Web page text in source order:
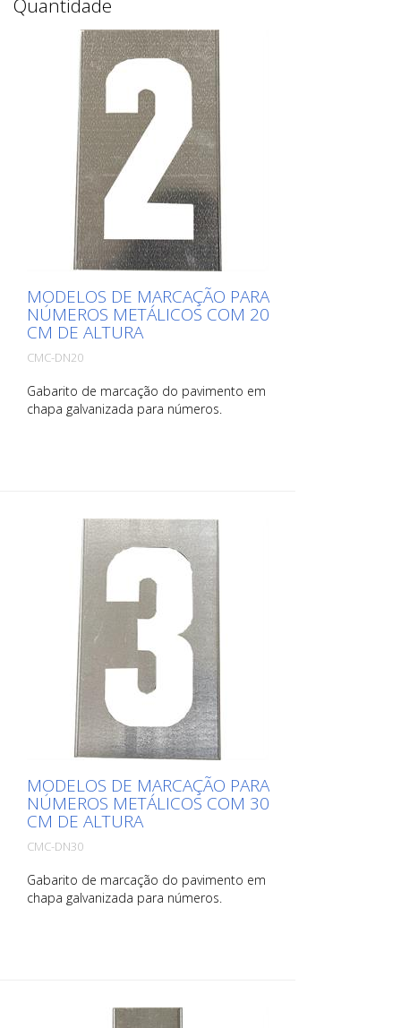
Quantidade
MODELOS DE MARCAÇÃO PARA
NÚMEROS METÁLICOS COM 20
CM DE ALTURA
CMC-DN20
Gabarito de marcação do pavimento em
chapa galvanizada para números.
MODELOS DE MARCAÇÃO PARA
NÚMEROS METÁLICOS COM 30
CM DE ALTURA
CMC-DN30
Gabarito de marcação do pavimento em
chapa galvanizada para números.